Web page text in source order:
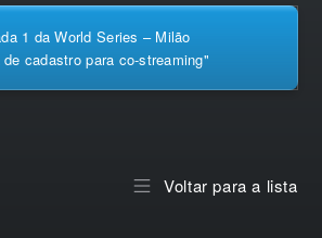
1 da World Series – Milão
cadastro para co-streaming"
Voltar para a lista